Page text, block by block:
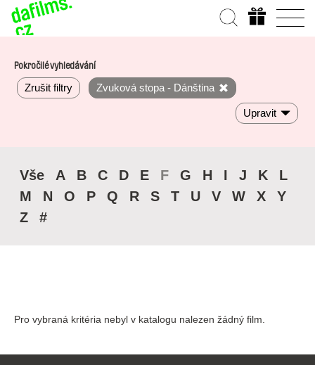
Pokročilé vyhledávání
Zrušit filtry Zvuková stopa - Dánština
Upravit
Vše A B C D E F G H I J K
L
M
N O P Q R S T U V W X
Y
Z
#
Pro vybraná kritéria nebyl v katalogu nalezen žádný film.